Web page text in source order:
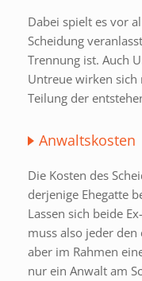
Dabei spielt es vor
Scheidung
Trennung ist. Auch
Untreue wirken
Teilung der
Anwaltskosten
Die Kosten des
derjenige Ehegatte
Lassen sich beide
muss also jeder
aber im Rahmen
nur ein Anwalt am